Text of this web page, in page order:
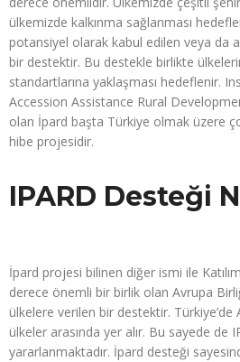
ülkemizde kalkınma sağlanması
potansiyel olarak kabul edilen veya da
bir destektir. Bu destekle birlikte
standartlarına yaklaşması hedeflenir.
Accession Assistance Rural
olan İpard başta Türkiye olmak üzere
hibe projesidir.
IPARD Desteği
İpard projesi bilinen diğer ismi ile
derece önemli bir birlik olan Avrupa
ülkelere verilen bir destektir.
ülkeler arasında yer alır. Bu sayede de
yararlanmaktadır. İpard desteği